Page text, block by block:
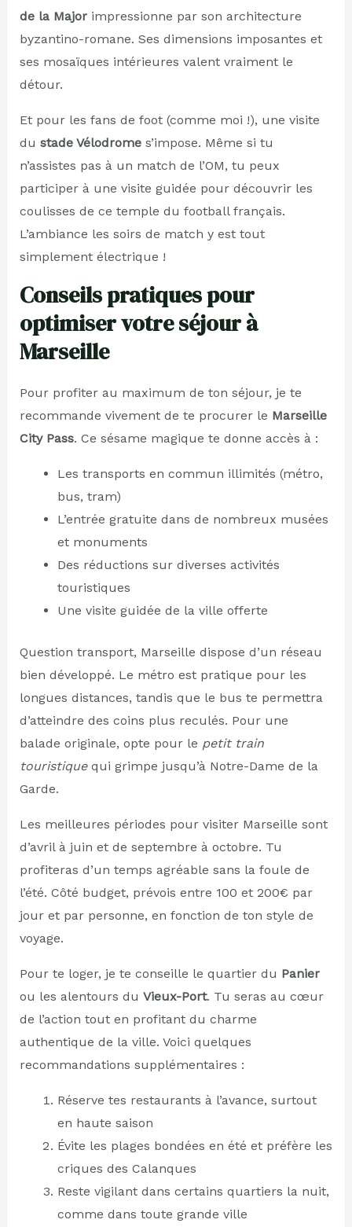
de la Majorimpressionne par son architecture
byzantino-romane. Ses dimensions imposantes et
ses mosaïques intérieures valent vraiment le
détour.
Et pour les fans de foot (comme moi !), une visite
du stade Vélodromes’impose. Même si tu
n’assistes pas à un match de l’OM, tu peux
participer à une visite guidée pour découvrir les
coulisses de ce temple du football français.
L’ambiance les soirs de match y est tout
simplement électrique !
Conseils pratiques pour
optimiser votre séjour à
Marseille
Pour profiter au maximum de ton séjour, je te
recommande vivement de te procurer le Marseille
City Pass. Ce sésame magique te donne accès à :
Les transports en commun illimités (métro,
bus, tram)
L’entrée gratuite dans de nombreux musées
et monuments
Des réductions sur diverses activités
touristiques
Une visite guidée de la ville offerte
Question transport, Marseille dispose d’un réseau
bien développé. Le métro est pratique pour les
longues distances, tandis que le bus te permettra
d’atteindre des coins plus reculés. Pour une
balade originale, opte pour le petit train
touristiquequi grimpe jusqu’à Notre-Dame de la
Garde.
Les meilleures périodes pour visiter Marseille sont
d’avril à juin et de septembre à octobre. Tu
profiteras d’un temps agréable sans la foule de
l’été. Côté budget, prévois entre 100 et 200€ par
jour et par personne, en fonction de ton style de
voyage.
Pour te loger, je te conseille le quartier du Panier
ou les alentours du Vieux-Port. Tu seras au cœur
de l’action tout en profitant du charme
authentique de la ville. Voici quelques
recommandations supplémentaires :
Réserve tes restaurants à l’avance, surtout
en haute saison
Évite les plages bondées en été et préfère les
criques des Calanques
Reste vigilant dans certains quartiers la nuit,
comme dans toute grande ville